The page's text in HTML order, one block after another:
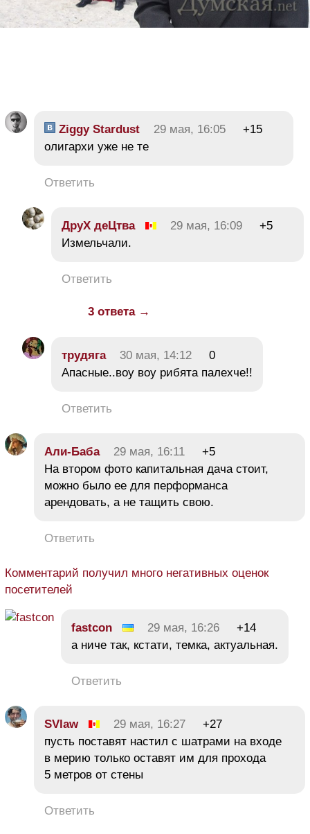
Ziggy Stardust 29 мая, 16:05
+15
олигархи уже не те
Ответить
ДруХ деЦтва 29 мая, 16:09
+5
Измельчали.
Ответить
3 ответа →
трудяга 30 мая, 14:12
0
Апасные..воу воу рибята палехче!!
Ответить
Али-Баба 29 мая, 16:11
+5
На втором фото капитальная дача стоит,
можно было ее для перформанса
арендовать, а не тащить свою.
Ответить
Комментарий получил много негативных оценок
посетителей
fastcon 29 мая, 16:26
+14
а ниче так, кстати, темка, актуальная.
Ответить
SVlaw 29 мая, 16:27
+27
пусть поставят настил с шатрами на входе
в мерию только оставят им для прохода
5 метров от стены
Ответить